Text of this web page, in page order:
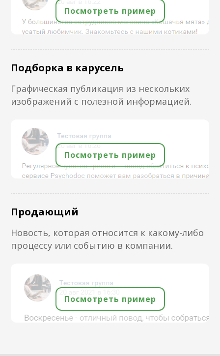
Посмотреть пример
Подборка в карусель
Графическая публикация из нескольких
изображений с полезной информацией.
Посмотреть пример
Продающий
Новость, которая относится к какому-либо
процессу или событию в компании.
Посмотреть пример